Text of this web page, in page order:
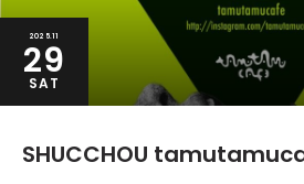
2025.11
29
SAT
SHUCCHOU